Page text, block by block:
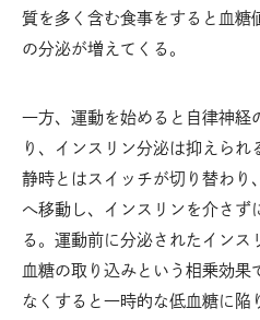
質を多く含む食事をすると血糖
の分泌が増えてくる。
一方、運動を始めると自律神経
り、インスリン分泌は抑えら
静時とはスイッチが切り替わり
へ移動し、インスリンを介さず
る。運動前に分泌されたインス
血糖の取り込みという相乗効
なくすると一時的な低血糖に陥